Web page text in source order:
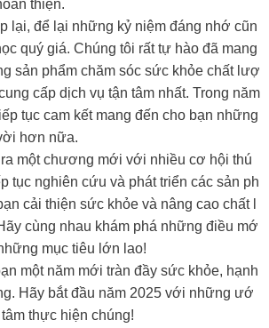
thiện.
lại, để lại những kỷ niệm đáng nhớ cũn
quý giá. Chúng tôi rất tự hào đã mang
sản phẩm chăm sóc sức khỏe chất lượ
cấp dịch vụ tận tâm nhất. Trong năm
tục cam kết mang đến cho bạn những
hơn nữa.
một chương mới với nhiều cơ hội thú
tục nghiên cứu và phát triển các sản ph
cải thiện sức khỏe và nâng cao chất l
cùng nhau khám phá những điều mớ
mục tiêu lớn lao!
một năm mới tràn đầy sức khỏe, hạnh
Hãy bắt đầu năm 2025 với những ướ
thực hiện chúng!